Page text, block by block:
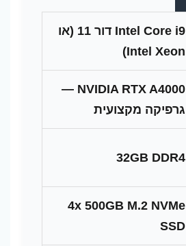
Intel Core i9 דור 11 (או
Intel Xeon)
NVIDIA RTX A4000 —
גרפיקה מקצועית
32GB DDR4
4x 500GB M.2 NVMe
SSD